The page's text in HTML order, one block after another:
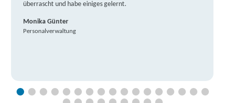
überrascht und habe einiges gelernt.
Monika Günter
Personalverwaltung